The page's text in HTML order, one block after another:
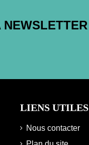
LIENS UTILES
Nous contacter